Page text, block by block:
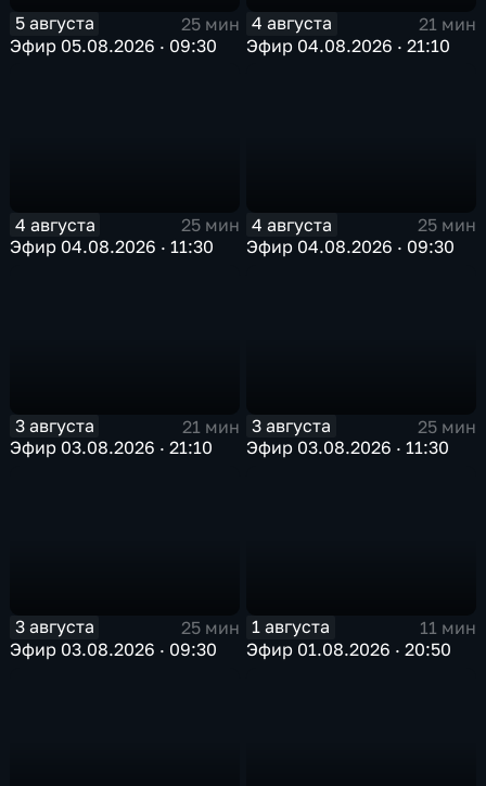
5 августа
25 мин
Эфир 05.08.2026 · 09:30
4 августа
21 мин
Эфир 04.08.2026 · 21:10
4 августа
25 мин
Эфир 04.08.2026 · 11:30
4 августа
25 мин
Эфир 04.08.2026 · 09:30
3 августа
21 мин
Эфир 03.08.2026 · 21:10
3 августа
25 мин
Эфир 03.08.2026 · 11:30
3 августа
25 мин
Эфир 03.08.2026 · 09:30
1 августа
11 мин
Эфир 01.08.2026 · 20:50